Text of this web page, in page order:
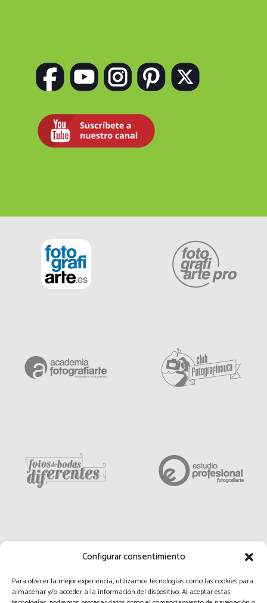
Configurar consentimiento
Para ofrecer la mejor experiencia, utilizamos tecnologías como las cookies para
almacenar y/o acceder a la información del dispositivo. Al aceptar estas